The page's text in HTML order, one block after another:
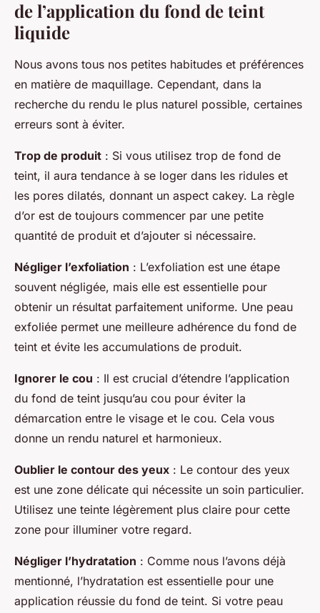
de l’application du fond de teint
liquide
Nous avons tous nos petites habitudes et préférences
en matière de maquillage. Cependant, dans la
recherche du rendu le plus naturel possible, certaines
erreurs sont à éviter.
Trop de produit : Si vous utilisez trop de fond de
teint, il aura tendance à se loger dans les ridules et
les pores dilatés, donnant un aspect cakey. La règle
d’or est de toujours commencer par une petite
quantité de produit et d’ajouter si nécessaire.
Négliger l’exfoliation : L’exfoliation est une étape
souvent négligée, mais elle est essentielle pour
obtenir un résultat parfaitement uniforme. Une peau
exfoliée permet une meilleure adhérence du fond de
teint et évite les accumulations de produit.
Ignorer le cou : Il est crucial d’étendre l’application
du fond de teint jusqu’au cou pour éviter la
démarcation entre le visage et le cou. Cela vous
donne un rendu naturel et harmonieux.
Oublier le contour des yeux : Le contour des yeux
est une zone délicate qui nécessite un soin particulier.
Utilisez une teinte légèrement plus claire pour cette
zone pour illuminer votre regard.
Négliger l’hydratation : Comme nous l’avons déjà
mentionné, l’hydratation est essentielle pour une
application réussie du fond de teint. Si votre peau